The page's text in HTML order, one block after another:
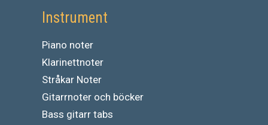
Instrument
Piano noter
Klarinettnoter
Stråkar Noter
Gitarrnoter och böcker
Bass gitarr tabs